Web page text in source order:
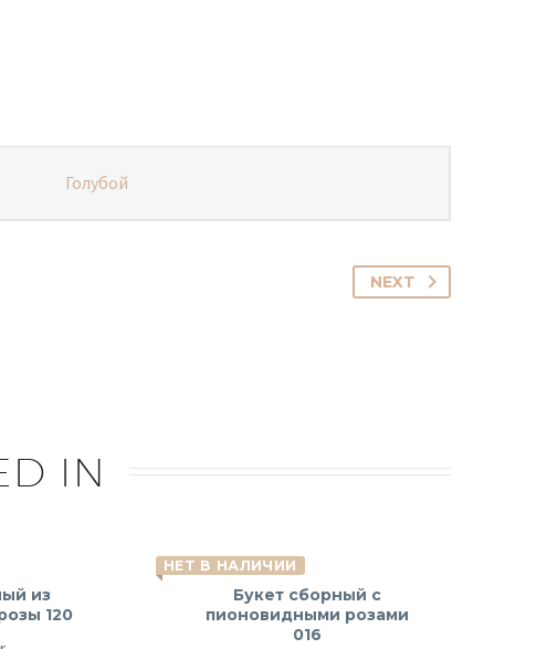
Голубой
NEXT
IN
из
120
НЕТ В НАЛИЧИИ
Букет сборный с
пионовидными розами
016